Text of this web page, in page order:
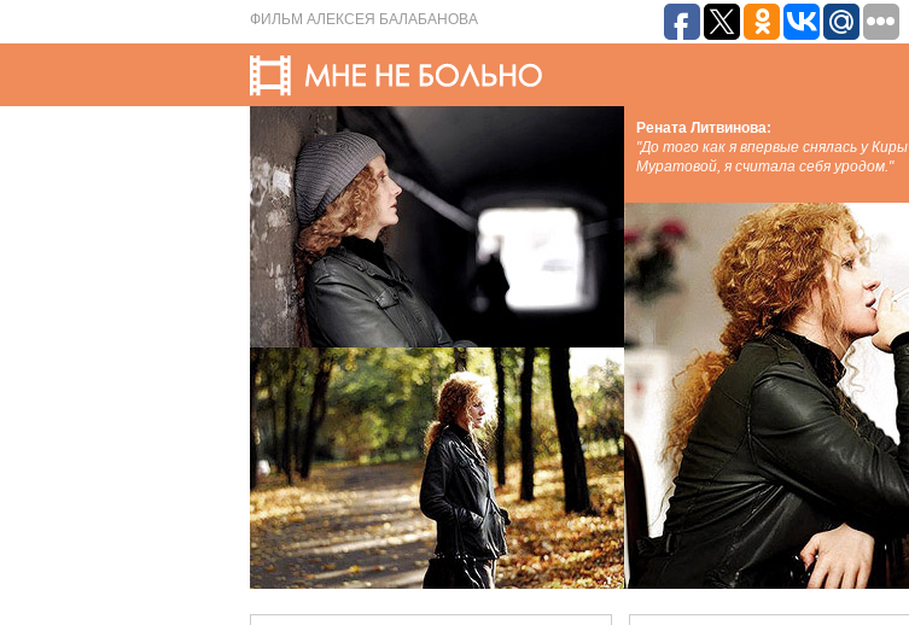
ФИЛЬМ АЛЕКСЕЯ БАЛАБАНОВА
Рената Литвинова:
"До того как я впервые снялась у Киры
Муратовой, я считала себя уродом."